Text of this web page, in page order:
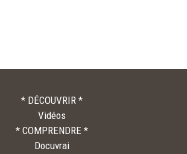
* DÉCOUVRIR *
Vidéos
* COMPRENDRE *
Docuvrai